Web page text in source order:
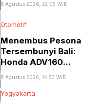
Menuai Banyak Pujian
8 Agustus 2026, 22:05 WIB
Otomotif
Menembus Pesona
Tersembunyi Bali:
Honda ADV160
Pasrahkan
“Jelajah 2 Alam”
8 Agustus 2026, 14:53 WIB
Yogyakarta